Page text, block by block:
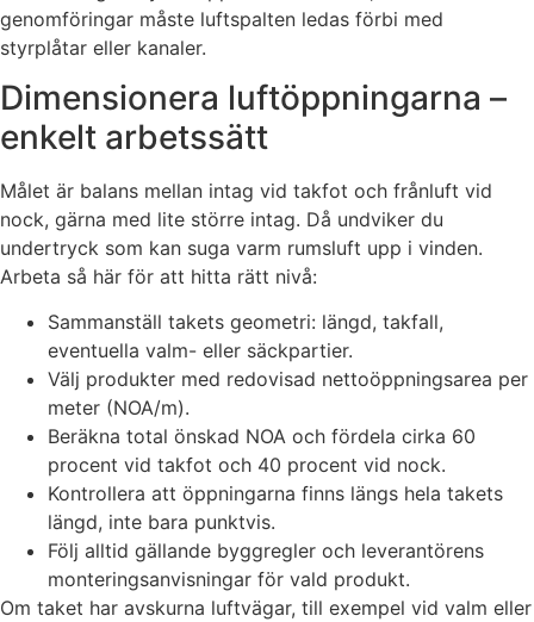
genomföringar måste luftspalten ledas förbi med
styrplåtar eller kanaler.
Dimensionera luftöppningarna –
enkelt arbetssätt
Målet är balans mellan intag vid takfot och frånluft vid
nock, gärna med lite större intag. Då undviker du
undertryck som kan suga varm rumsluft upp i vinden.
Arbeta så här för att hitta rätt nivå:
Sammanställ takets geometri: längd, takfall,
eventuella valm- eller säckpartier.
Välj produkter med redovisad nettoöppningsarea per
meter (NOA/m).
Beräkna total önskad NOA och fördela cirka 60
procent vid takfot och 40 procent vid nock.
Kontrollera att öppningarna finns längs hela takets
längd, inte bara punktvis.
Följ alltid gällande byggregler och leverantörens
monteringsanvisningar för vald produkt.
Om taket har avskurna luftvägar, till exempel vid valm eller